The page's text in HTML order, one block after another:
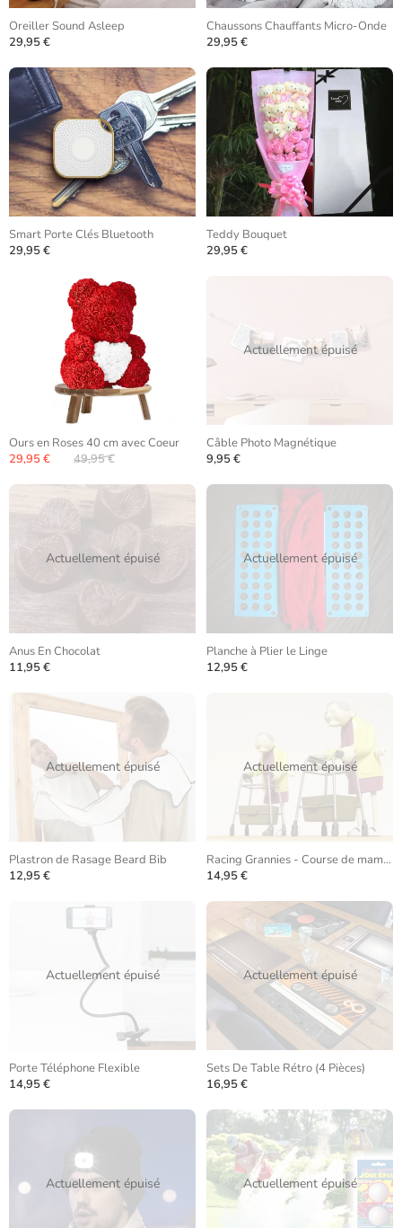
Oreiller Sound Asleep
29,95 €
Chaussons Chauffants Micro-Onde
29,95 €
Smart Porte Clés Bluetooth
29,95 €
Teddy Bouquet
29,95 €
Ours en Roses 40 cm avec Coeur
29,95 €
49,95 €
Actuellement épuisé
Câble Photo Magnétique
9,95 €
Actuellement épuisé
Anus En Chocolat
11,95 €
Actuellement épuisé
Planche à Plier le Linge
12,95 €
Actuellement épuisé
Plastron de Rasage Beard Bib
12,95 €
Actuellement épuisé
Racing Grannies - Course de mamies
14,95 €
Actuellement épuisé
Porte Téléphone Flexible
14,95 €
Actuellement épuisé
Sets De Table Rétro (4 Pièces)
16,95 €
Actuellement épuisé Actuellement épuisé